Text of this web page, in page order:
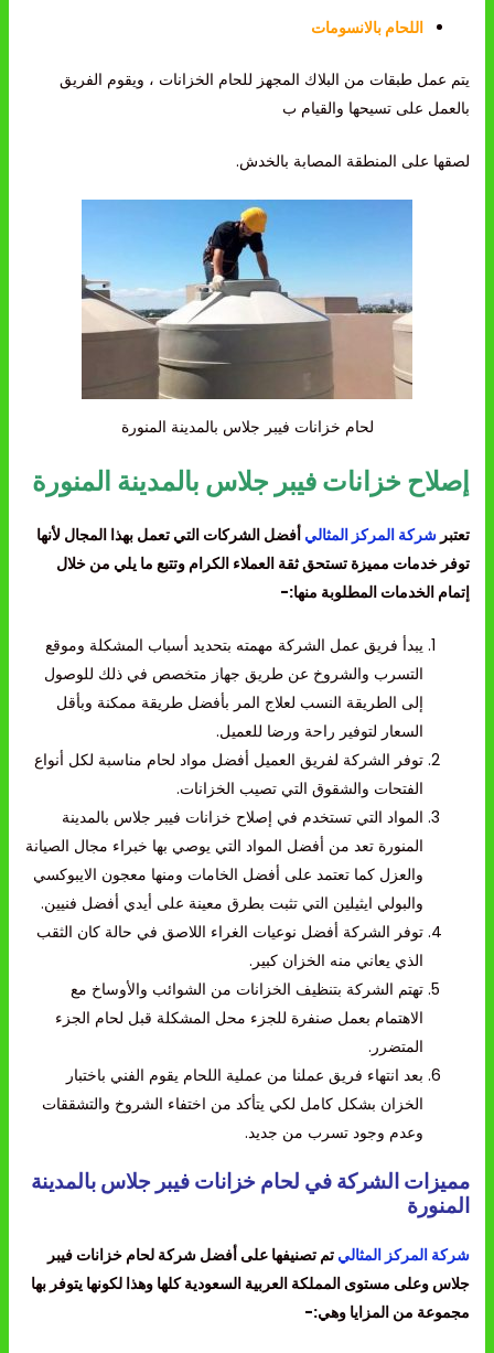
اللحام بالانسومات
يتم عمل طبقات من البلاك المجهز للحام الخزانات ، ويقوم الفريق
بالعمل على تسيحها والقيام ب
لصقها على المنطقة المصابة بالخدش.
لحام خزانات فيبر جلاس بالمدينة المنورة
إصلاح خزانات فيبر جلاس بالمدينة المنورة
تعتبر شركة المركز المثالي أفضل الشركات التي تعمل بهذا المجال لأنها
توفر خدمات مميزة تستحق ثقة العملاء الكرام وتتبع ما يلي من خلال
إتمام الخدمات المطلوبة منها:-
يبدأ فريق عمل الشركة مهمته بتحديد أسباب المشكلة وموقع
التسرب والشروخ عن طريق جهاز متخصص في ذلك للوصول
إلى الطريقة النسب لعلاج المر بأفضل طريقة ممكنة وبأقل
السعار لتوفير راحة ورضا للعميل.
توفر الشركة لفريق العميل أفضل مواد لحام مناسبة لكل أنواع
الفتحات والشقوق التي تصيب الخزانات.
المواد التي تستخدم في إصلاح خزانات فيبر جلاس بالمدينة
المنورة تعد من أفضل المواد التي يوصي بها خبراء مجال الصيانة
والعزل كما تعتمد على أفضل الخامات ومنها معجون الايبوكسي
والبولي ايثيلين التي تثبت بطرق معينة على أيدي أفضل فنيين.
توفر الشركة أفضل نوعيات الغراء اللاصق في حالة كان الثقب
الذي يعاني منه الخزان كبير.
تهتم الشركة بتنظيف الخزانات من الشوائب والأوساخ مع
الاهتمام بعمل صنفرة للجزء محل المشكلة قبل لحام الجزء
المتضرر.
بعد انتهاء فريق عملنا من عملية اللحام يقوم الفني باختبار
الخزان بشكل كامل لكي يتأكد من اختفاء الشروخ والتشققات
وعدم وجود تسرب من جديد.
مميزات الشركة في لحام خزانات فيبر جلاس بالمدينة
المنورة
شركة المركز المثالي تم تصنيفها على أفضل شركة لحام خزانات فيبر
جلاس وعلى مستوى المملكة العربية السعودية كلها وهذا لكونها يتوفر بها
مجموعة من المزايا وهي:-